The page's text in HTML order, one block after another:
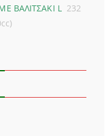
ΒΑΛΙΤΣΑΚΙ L 232